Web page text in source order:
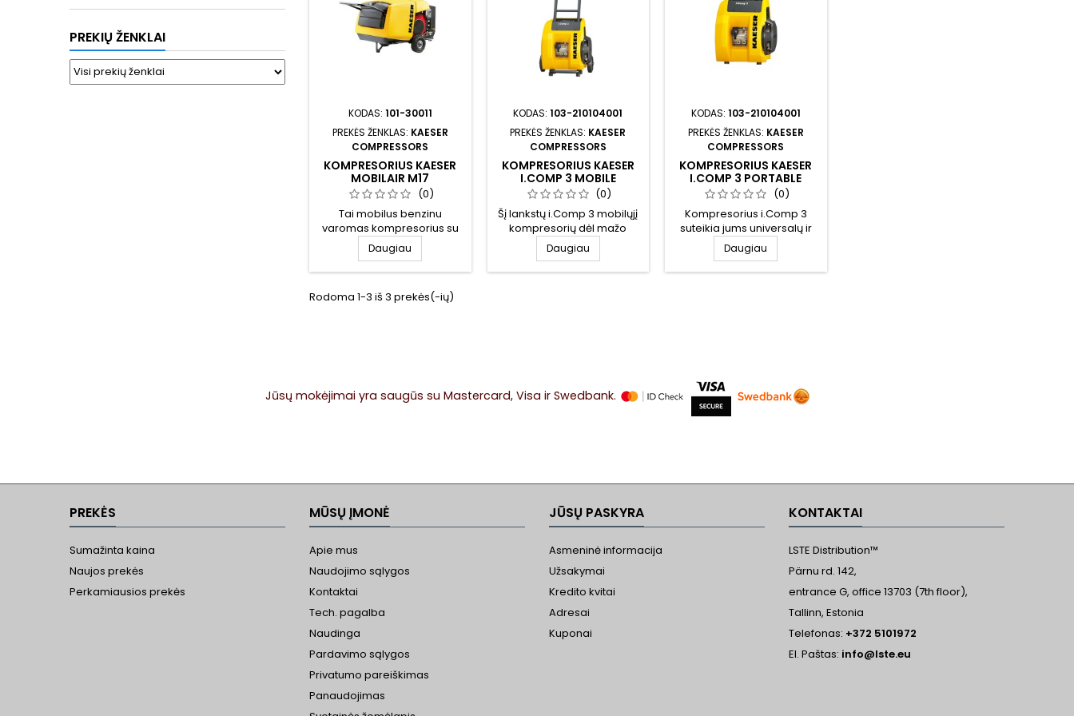
PREKIŲ ŽENKLAI
KODAS: 101-30011
PREKĖS ŽENKLAS: KAESER
COMPRESSORS
KOMPRESORIUS KAESER
MOBILAIR M17
(0)
Tai mobilus benzinu
varomas kompresorius su
12 V lizdu.
Daugiau
KODAS:103-210104001
PREKĖS ŽENKLAS: KAESER
COMPRESSORS
KOMPRESORIUS KAESER
I.COMP 3 MOBILE
(0)
Šį lankstų i.Comp 3 mobilųjį
kompresorių dėl mažo
svorio ir kompaktiškos
konstrukcijos galima
pasiimti bet kur.
Daugiau
KODAS: 103-210104001
PREKĖS ŽENKLAS: KAESER
COMPRESSORS
KOMPRESORIUS KAESER
I.COMP 3 PORTABLE
(0)
Kompresorius i.Comp 3
suteikia jums universalų ir
patikimą suslėgto oro
tiekimą be alyvos visą laiką.
Daugiau
Rodoma 1-3 iš 3 prekės(-ių)
Jūsų mokėjimai yra saugūs su Mastercard, Visa ir Swedbank.
PREKĖS
Sumažinta kaina
Naujos prekės
Perkamiausios prekės
MŪSŲ ĮMONĖ
Apie mus
Naudojimo sąlygos
Kontaktai
Tech. pagalba
Naudinga
Pardavimo sąlygos
Privatumo pareiškimas
Panaudojimas
JŪSŲ PASKYRA
Asmeninė informacija
Užsakymai
Kredito kvitai
Adresai
Kuponai
KONTAKTAI
LSTE Distribution™
Pärnu rd. 142,
entrance G, office 13703 (7th floor),
Tallinn, Estonia
Telefonas: +372 5101972
El. Paštas: info@lste.eu